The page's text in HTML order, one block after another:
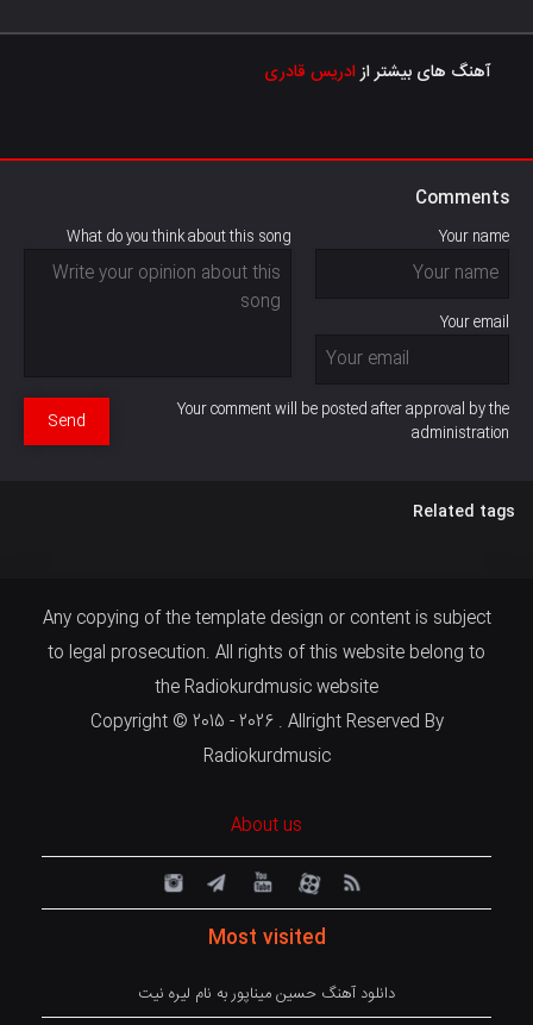
آهنگ های بیشتر ازادریس قادری
Comments
Your name
Your email
What do you think about this song
Your comment will be posted after approval by the
administration
Send
Related tags
Any copying of the template design or content is subject
to legal prosecution. All rights of this website belong to
the Radiokurdmusic website
Copyright © 2015 - 2026 . Allright Reserved By
Radiokurdmusic
About us
Most visited
دانلود آهنگ حسین میناپور به نام لیره نیت